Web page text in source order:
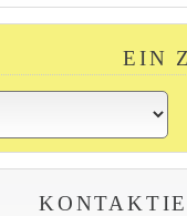
EIN